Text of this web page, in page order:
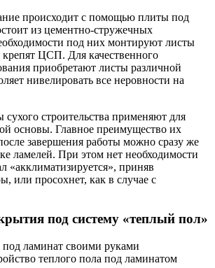
происходит с помощью плиты под
из цементно-стружечных
под них монтируют листы
ЦСП. Для качественного
приобретают листы различной
нивелировать все неровности на
строительства применяют для
основы. Главное преимущество их
завершения работы можно сразу же
ламелей. При этом нет необходимости
«акклиматизируется», приняв
или просохнет, как в случае с
под систему «теплый пол»
теплого пола под ламинатом